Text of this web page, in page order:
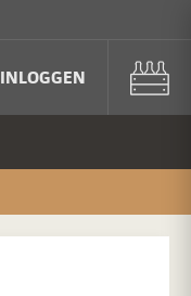
INLOGGEN